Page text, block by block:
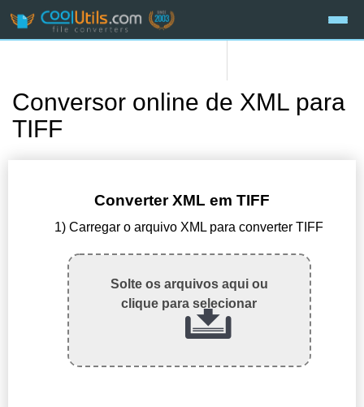
Conversor online de XML para
TIFF
Converter XML em TIFF
1) Carregar o arquivo XML para converter TIFF
Solte os arquivos aqui ou
clique para selecionar